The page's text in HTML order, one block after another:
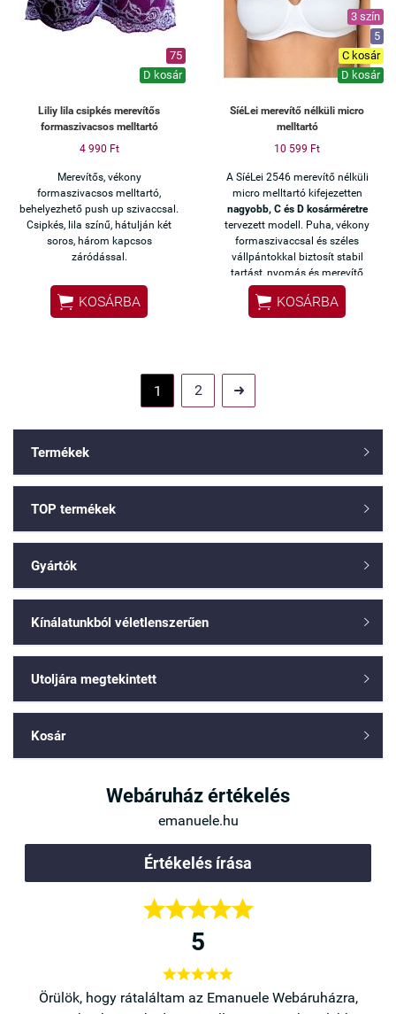
75
D kosár
Liliy lila csipkés merevítős
formaszivacsos melltartó
4 990 Ft
Merevítős, vékony
formaszivacsos melltartó,
behelyezhető push up szivaccsal.
Csipkés, lila színű, hátulján két
soros, három kapcsos
záródással.
 KOSÁRBA
3 szín
5
C kosár
D kosár
SíéLei merevítő nélküli micro
melltartó
10 599 Ft
A SíéLei 2546 merevítő nélküli
micro melltartó kifejezetten
nagyobb, C és D kosárméretre
tervezett modell. Puha, vékony
formaszivaccsal és széles
vállpántokkal biztosít stabil
tartást, nyomás és merevítő
nélkül.
 KOSÁRBA
1 2 
Termékek 
TOP termékek 
Gyártók 
Kínálatunkból véletlenszerűen 
Utoljára megtekintett 
Kosár 
Webáruház értékelés
emanuele.hu
Értékelés írása

5

Örülök, hogy rátaláltam az Emanuele Webáruházra,